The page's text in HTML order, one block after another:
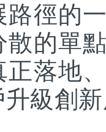
徑的
的單
正落地
級創